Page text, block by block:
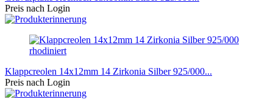
Preis nach Login
Klappcreolen 14x12mm 14 Zirkonia Silber 925/000...
Preis nach Login